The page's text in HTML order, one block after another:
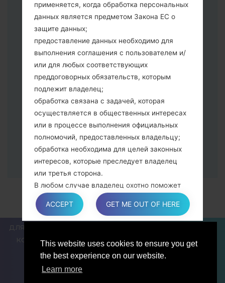
This website uses cookies to ensure you get
the best experience on our website.
Learn more
Подключите USB кабель и нажмите
клавиши: уменьшение звука и Bixbi.
Нажмите и удерживайте клавиши:
питания и увеличения громкости
Далее подключите к компьютеру,
программа Odin должна определить
Ваш девайс и "COM port number"
появится на экране.
Укажите только "F.Reset" время и "Auto-
Reboot".
В конце нажмите кнопку "Start". Ваше
устройство перезагрузится и
отсоединится от ПК.
ДЛЯ БЛОГЕРОВ И ПИСАТЕЛЕЙ
КОНТАКТЫ
ПОЛИТИКА КОНФИДЕНЦИАЛЬНОСТИ
УСЛОВИЯ ОБСЛУЖИВАНИЯ
применяется, когда обработка персональных
данных является предметом Закона ЕС о
защите данных;
предоставление данных необходимо для
выполнения соглашения с пользователем и/
или для любых соответствующих
преддоговорных обязательств, которым
подлежит владелец;
обработка связана с задачей, которая
осуществляется в общественных интересах
или в процессе выполнения официальных
полномочий, предоставленных владельцу;
обработка необходима для целей законных
интересов, которые преследует владелец
или третья сторона.
В любом случае владелец охотно поможет
объяснить конкретную правовую основу,
которая применяется к обработке, и в
частности, является ли предоставление
договорным условием, или же условием,
необходимым для заключения договора.
ACCEPT GET ME OUT OF HERE